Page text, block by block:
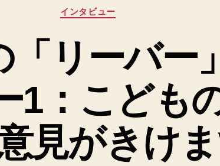
カ
テ
ー
インタビュー
「リーバー
1：こども
見がきけ